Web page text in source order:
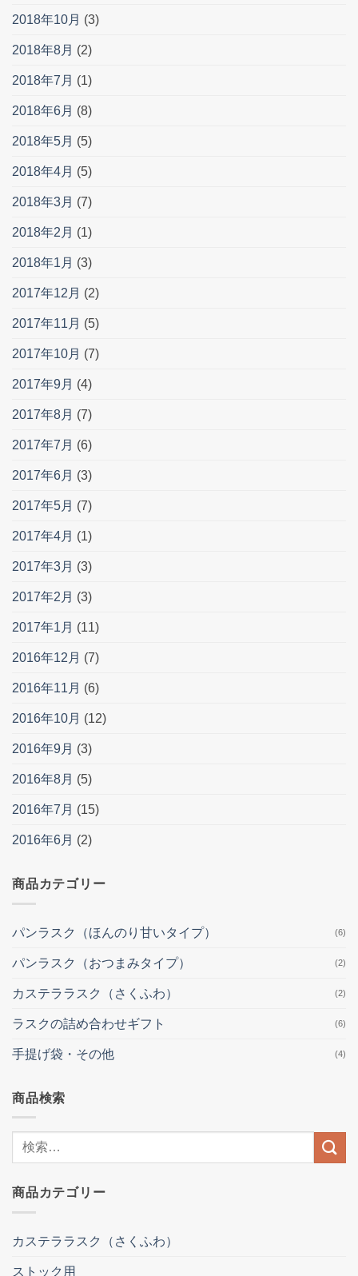
2018年10月 (3)
2018年8月 (2)
2018年7月 (1)
2018年6月 (8)
2018年5月 (5)
2018年4月 (5)
2018年3月 (7)
2018年2月 (1)
2018年1月 (3)
2017年12月 (2)
2017年11月 (5)
2017年10月 (7)
2017年9月 (4)
2017年8月 (7)
2017年7月 (6)
2017年6月 (3)
2017年5月 (7)
2017年4月 (1)
2017年3月 (3)
2017年2月 (3)
2017年1月 (11)
2016年12月 (7)
2016年11月 (6)
2016年10月 (12)
2016年9月 (3)
2016年8月 (5)
2016年7月 (15)
2016年6月 (2)
商品カテゴリー
パンラスク（ほんのり甘いタイプ） (6)
パンラスク（おつまみタイプ） (2)
カステララスク（さくふわ） (2)
ラスクの詰め合わせギフト (6)
手提げ袋・その他 (4)
商品検索
果:
商品カテゴリー
カステララスク（さくふわ）
ストック用